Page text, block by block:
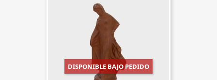
DISPONIBLE BAJO PEDIDO